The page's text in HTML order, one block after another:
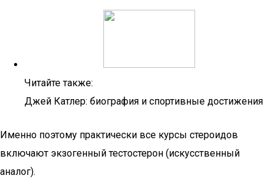
Читайте также:
Джей Катлер: биография и спортивные достижения
Именно поэтому практически все курсы стероидов
включают экзогенный тестостерон (искусственный
аналог).